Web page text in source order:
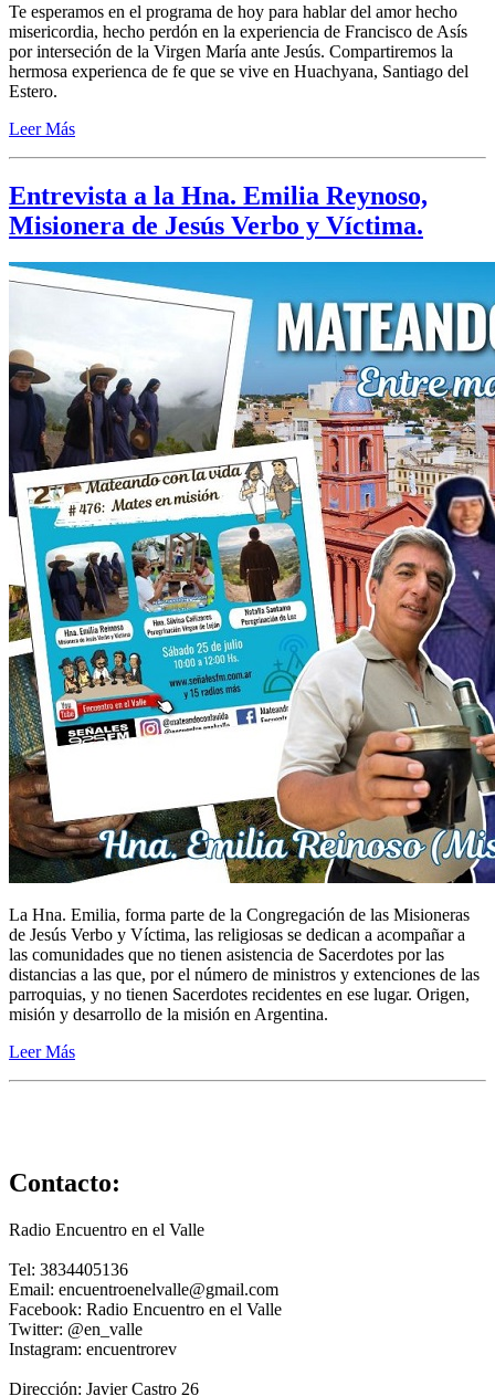
Te esperamos en el programa de hoy para hablar del amor hecho
misericordia, hecho perdón en la experiencia de Francisco de Asís
por interseción de la Virgen María ante Jesús. Compartiremos la
hermosa experienca de fe que se vive en Huachyana, Santiago del
Estero.
Leer Más
Entrevista a la Hna. Emilia Reynoso,
Misionera de Jesús Verbo y Víctima.
La Hna. Emilia, forma parte de la Congregación de las Misioneras
de Jesús Verbo y Víctima, las religiosas se dedican a acompañar a
las comunidades que no tienen asistencia de Sacerdotes por las
distancias a las que, por el número de ministros y extenciones de las
parroquias, y no tienen Sacerdotes recidentes en ese lugar. Origen,
misión y desarrollo de la misión en Argentina.
Leer Más
Contacto:
Radio Encuentro en el Valle
Tel: 3834405136
Email: encuentroenelvalle@gmail.com
Facebook: Radio Encuentro en el Valle
Twitter: @en_valle
Instagram: encuentrorev
Dirección: Javier Castro 26